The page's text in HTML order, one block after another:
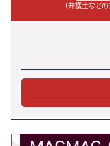
（弁護士など